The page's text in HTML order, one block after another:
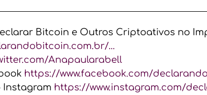
Bitcoin e Outros Criptoativos no
...
Anapaularabell
https://www.facebook.com/
Instagram https://www.instagram.com/